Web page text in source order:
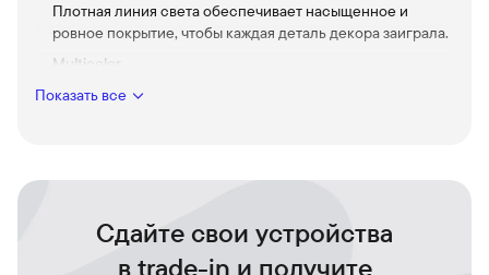
Плотная линия света обеспечивает насыщенное и
ровное покрытие, чтобы каждая деталь декора заиграла.
Multicolor
сцену.
внимания от общего образа оформления.
Меняйте цвета, анимации и предустановки в пару
касаний — персонализируйте освещение под любое
Показать все
Сдайте свои устройства
в trade-in и получите